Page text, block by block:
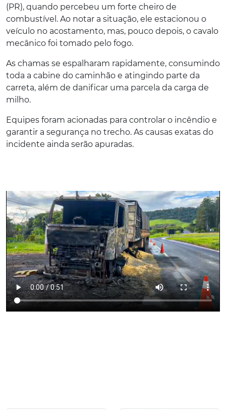
(PR), quando percebeu um forte cheiro de
combustível. Ao notar a situação, ele estacionou o
veículo no acostamento, mas, pouco depois, o cavalo
mecânico foi tomado pelo fogo.
As chamas se espalharam rapidamente, consumindo
toda a cabine do caminhão e atingindo parte da
carreta, além de danificar uma parcela da carga de
milho.
Equipes foram acionadas para controlar o incêndio e
garantir a segurança no trecho. As causas exatas do
incidente ainda serão apuradas.